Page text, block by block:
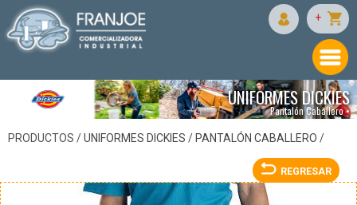
+
UNIFORMES DICKIES
Pantalón Caballero •
PRODUCTOS /UNIFORMES DICKIES / PANTALÓN CABALLERO /
REGRESAR